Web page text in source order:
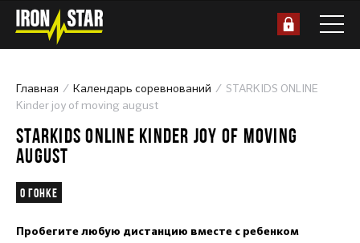
Главная Календарь соревнований
STARKIDS ONLINE
Kinder joy of moving august
STARKIDS ONLINE KINDER JOY OF MOVING
AUGUST
О гонке
Пробегите любую дистанцию вместе с ребенком